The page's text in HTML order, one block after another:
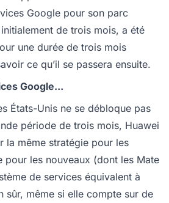
Google pour son parc
de trois mois, a été
une durée de trois mois
ce qu’il se passera ensuite.
Google...
États-Unis ne se débloque pas
période de trois mois, Huawei
la même stratégie pour les
pour les nouveaux (dont les Mate
de services équivalent à
sûr, même si elle compte sur de